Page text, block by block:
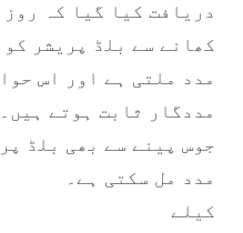
دریافت کیا گیا کہ
کھانے سے بلڈ پریشر
مدد ملتی ہے اور اس
مددگار ثابت ہوتے
جوس پینے سے بھی بلڈ
مدد مل سکتی ہے۔
کیلے